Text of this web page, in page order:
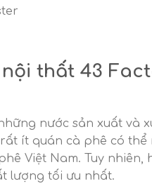
thất 43
nước sản xuất và
ít quán cà phê có
Việt Nam. Tuy nhiên,
lượng tối ưu nhất.